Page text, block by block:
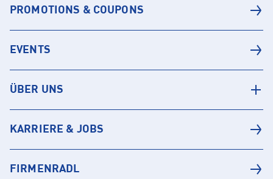
PROMOTIONS & COUPONS
EVENTS
ÜBER UNS
KARRIERE & JOBS
FIRMENRADL